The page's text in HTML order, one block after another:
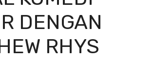
DENGAN
RHYS